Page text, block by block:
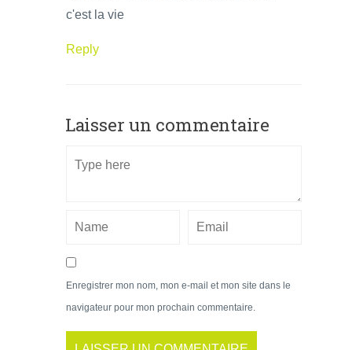
c'est la vie
Reply
Laisser un commentaire
Enregistrer mon nom, mon e-mail et mon site dans le
navigateur pour mon prochain commentaire.